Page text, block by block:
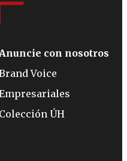
Anuncie con nosotros
Voice
Colección ÚH